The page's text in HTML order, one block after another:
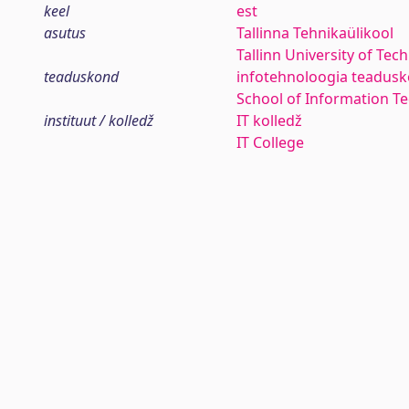
keel
est
asutus
Tallinna Tehnikaülikool
Tallinn University of
teaduskond
infotehnoloogia
School of Information
instituut / kolledž
IT kolledž
IT College